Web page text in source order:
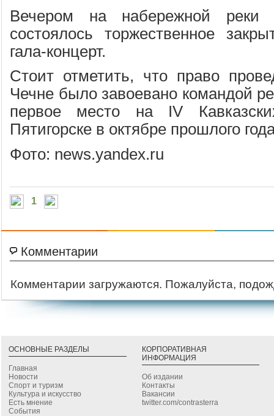
Вечером на набережной
состоялось торжественное
гала-концерт.
Стоит отметить, что право
Чечне было завоевано командой
первое место на IV
Пятигорске в октябре прошлого
Фото: news.yandex.ru
1
Комментарии
Комментарии загружаются. Пожалуйста,
ОСНОВНЫЕ РАЗДЕЛЫ
Главная
Новости
Спорт и туризм
Культура и искусство
Есть мнение
События
КОРПОРАТИВНАЯ
ИНФОРМАЦИЯ
Об издании
Контакты
Вакансии
twitter.com/contrasterra